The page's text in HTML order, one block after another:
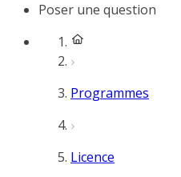
Poser une question
Programmes
Licence